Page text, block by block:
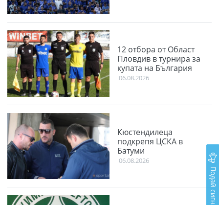
12 отбора от Област
Пловдив в турнира за
купата на България
06.08.2026
Кюстендилеца
подкрепя ЦСКА в
Батуми
06.08.2026
Подай сигнал